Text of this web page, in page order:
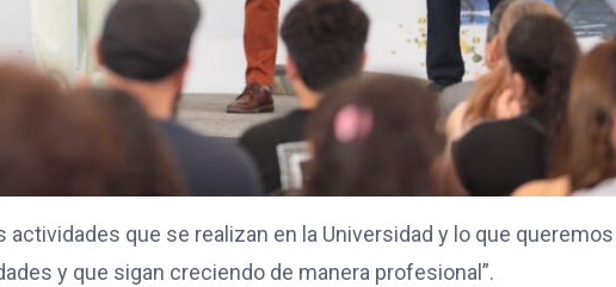
que se realizan en la Universidad y lo que
y que sigan creciendo de manera profesional”.